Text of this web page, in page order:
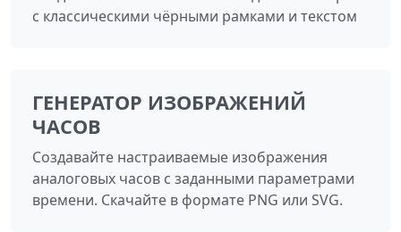
с классическими чёрными рамками и текстом
ГЕНЕРАТОР ИЗОБРАЖЕНИЙ
ЧАСОВ
Создавайте настраиваемые изображения
аналоговых часов с заданными параметрами
времени. Скачайте в формате PNG или SVG.